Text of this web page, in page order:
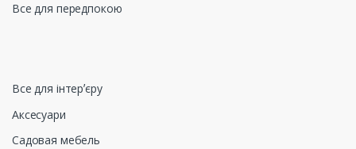
Все для передпокою
Все для інтерʼєру
Аксесуари
Садовая мебель